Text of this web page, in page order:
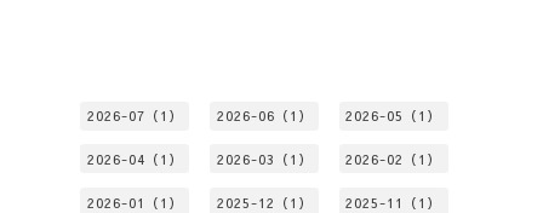
2026-07（1） 2026-06（1） 2026-05（1）
2026-04（1） 2026-03（1） 2026-02（1）
2026-01（1） 2025-12（1） 2025-11（1）